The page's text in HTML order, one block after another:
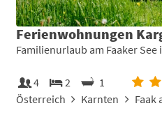
Ferienwohnungen
Familienurlaub am Faaker
4 2
1
Österreich
Karnten Faak